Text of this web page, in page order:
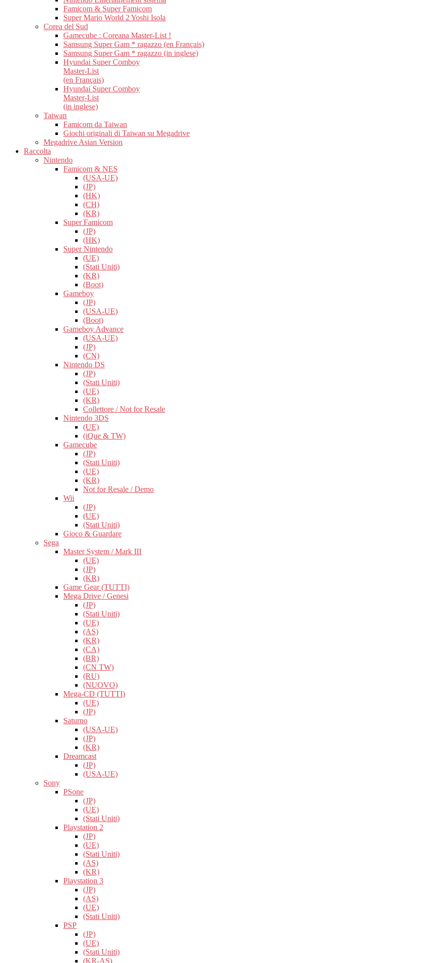
Famicom & Super Famicom
Super Mario World 2 Yoshi Isola
Corea del Sud
Gamecube : Coreana Master-List !
Samsung Super Gam * ragazzo (en Français)
Samsung Super Gam * ragazzo (in inglese)
Hyundai Super Comboy
Master-List
(en Français)
Hyundai Super Comboy
Master-List
(in inglese)
Taiwan
Famicom da Taiwan
Giochi originali di Taiwan su Megadrive
Megadrive Asian Version
Raccolta
Nintendo
Famicom & NES
(USA-UE)
(JP)
(HK)
(CH)
(KR)
Super Famicom
(JP)
(HK)
Super Nintendo
(UE)
(Stati Uniti)
(KR)
(Boot)
Gameboy
(JP)
(USA-UE)
(Boot)
Gameboy Advance
(USA-UE)
(JP)
(CN)
Nintendo DS
(JP)
(Stati Uniti)
(UE)
(KR)
Collettore / Not for Resale
Nintendo 3DS
(UE)
(iQue & TW)
Gamecube
(JP)
(Stati Uniti)
(UE)
(KR)
Not for Resale / Demo
Wii
(JP)
(UE)
(Stati Uniti)
Gioco & Guardare
Sega
Master System / Mark III
(UE)
(JP)
(KR)
Game Gear (TUTTI)
Mega Drive / Genesi
(JP)
(Stati Uniti)
(UE)
(AS)
(KR)
(CA)
(BR)
(CN TW)
(RU)
(NUOVO)
Mega-CD (TUTTI)
(UE)
(JP)
Saturno
(USA-UE)
(JP)
(KR)
Dreamcast
(JP)
(USA-UE)
Sony
PSone
(JP)
(UE)
(Stati Uniti)
Playstation 2
(JP)
(UE)
(Stati Uniti)
(AS)
(KR)
Playstation 3
(JP)
(AS)
(UE)
(Stati Uniti)
PSP
(JP)
(UE)
(Stati Uniti)
(KR-AS)